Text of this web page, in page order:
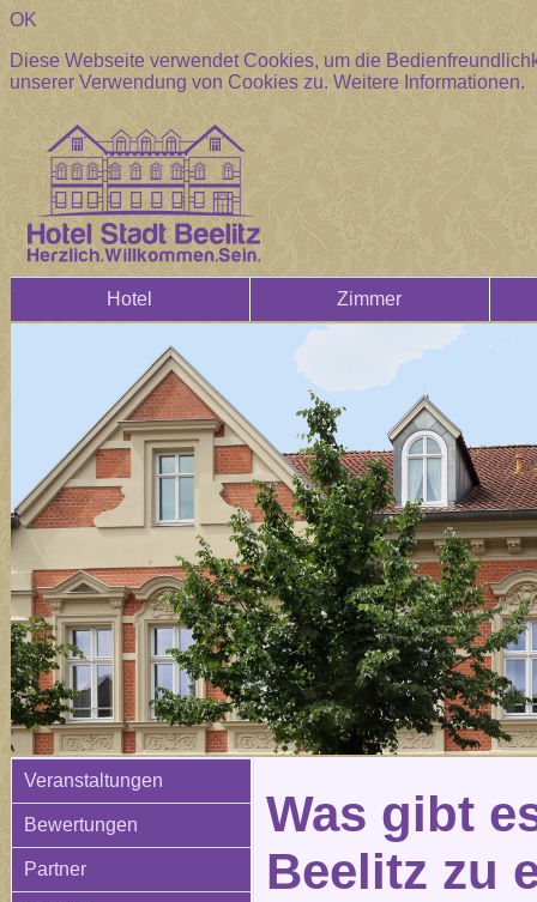
OK
Diese Webseite verwendet Cookies, um die
unserer Verwendung von Cookies zu.Weitere Informationen.
Hotel Zimmer
Veranstaltungen
Bewertungen
Partner
Was gibt
Beelitz zu